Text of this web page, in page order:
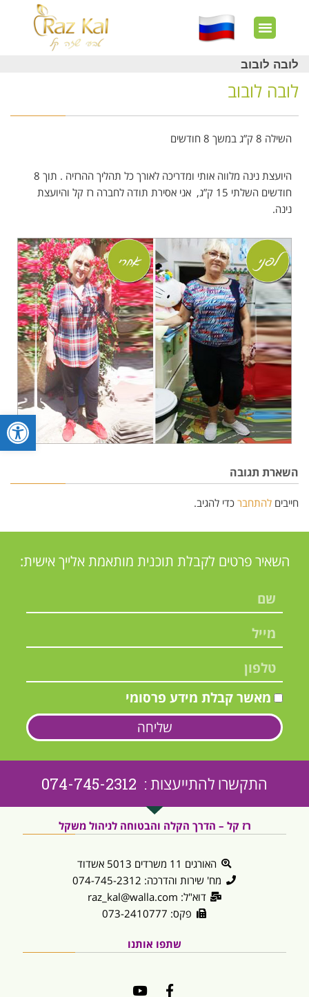
לובה לובוב
לובה לובוב
השילה 8 ק”ג במשך 8 חודשים
היועצת נינה מלווה אותי ומדריכה לאורך כל תהליך ההרזיה . תוך 8
חודשים השלתי 15 ק”ג, אני אסירת תודה לחברה רז קל והיועצת
נינה.
השארת תגובה
חייבים להתחבר כדי להגיב.
השאיר פרטים לקבלת תוכנית מותאמת אלייך אישית:
מאשר קבלת מידע פרסומי
שליחה
התקשרו להתייעצות : 074-745-2312
רז קל – הדרך הקלה והבטוחה לניהול משקל
האורגים 11 משרדים 5013 אשדוד
מח' שירות והדרכה: 074-745-2312
דוא"ל: raz_kal@walla.com
פקס: 073-2410777
שתפו אותנו
פתח